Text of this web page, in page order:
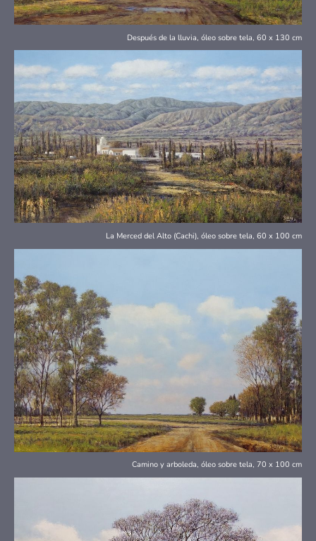
Después de la lluvia, óleo sobre tela, 60 x 130 cm
La Merced del Alto (Cachi), óleo sobre tela, 60 x 100 cm
Camino y arboleda, óleo sobre tela, 70 x 100 cm